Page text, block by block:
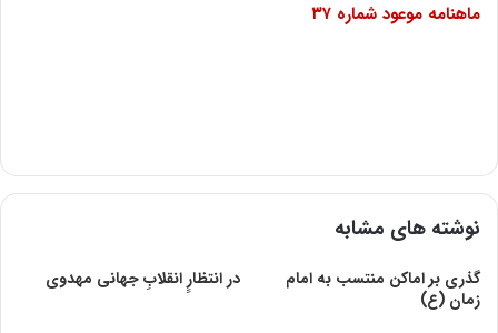
ماهنامه موعود شماره ۳۷
نوشته های مشابه
گذری بر اماکن منتسب به امام
زمان (ع)
در انتظارِِ انقلابِ جهانی مهدوی